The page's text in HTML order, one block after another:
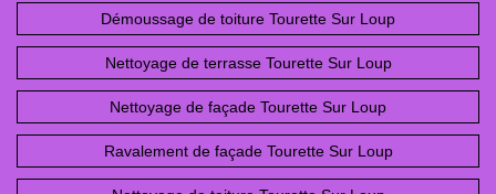
Démoussage de toiture Tourette Sur Loup
Nettoyage de terrasse Tourette Sur Loup
Nettoyage de façade Tourette Sur Loup
Ravalement de façade Tourette Sur Loup